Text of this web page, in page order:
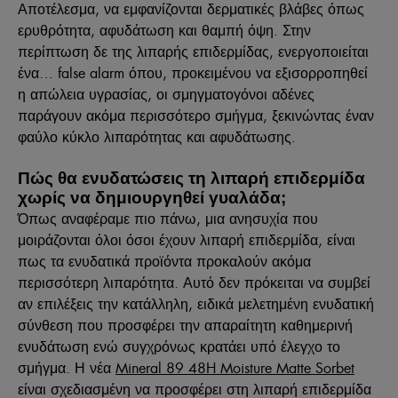
Αποτέλεσμα, να εμφανίζονται δερματικές βλάβες όπως
ερυθρότητα, αφυδάτωση και θαμπή όψη. Στην
περίπτωση δε της λιπαρής επιδερμίδας, ενεργοποιείται
ένα… false alarm όπου, προκειμένου να εξισορροπηθεί
η απώλεια υγρασίας, οι σμηγματογόνοι αδένες
παράγουν ακόμα περισσότερο σμήγμα, ξεκινώντας έναν
φαύλο κύκλο λιπαρότητας και αφυδάτωσης.
Πώς θα ενυδατώσεις τη λιπαρή επιδερμίδα
χωρίς να δημιουργηθεί γυαλάδα;
Όπως αναφέραμε πιο πάνω, μια ανησυχία που
μοιράζονται όλοι όσοι έχουν λιπαρή επιδερμίδα, είναι
πως τα ενυδατικά προϊόντα προκαλούν ακόμα
περισσότερη λιπαρότητα. Αυτό δεν πρόκειται να συμβεί
αν επιλέξεις την κατάλληλη, ειδικά μελετημένη ενυδατική
σύνθεση που προσφέρει την απαραίτητη καθημερινή
ενυδάτωση ενώ συγχρόνως κρατάει υπό έλεγχο το
σμήγμα. Η νέα Mineral 89 48H Moisture Matte Sorbet
είναι σχεδιασμένη να προσφέρει στη λιπαρή επιδερμίδα